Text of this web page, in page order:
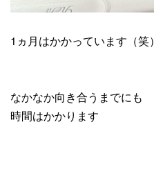
1ヵ月はかかっています（笑）
なかなか向き合うまでにも
時間はかかります